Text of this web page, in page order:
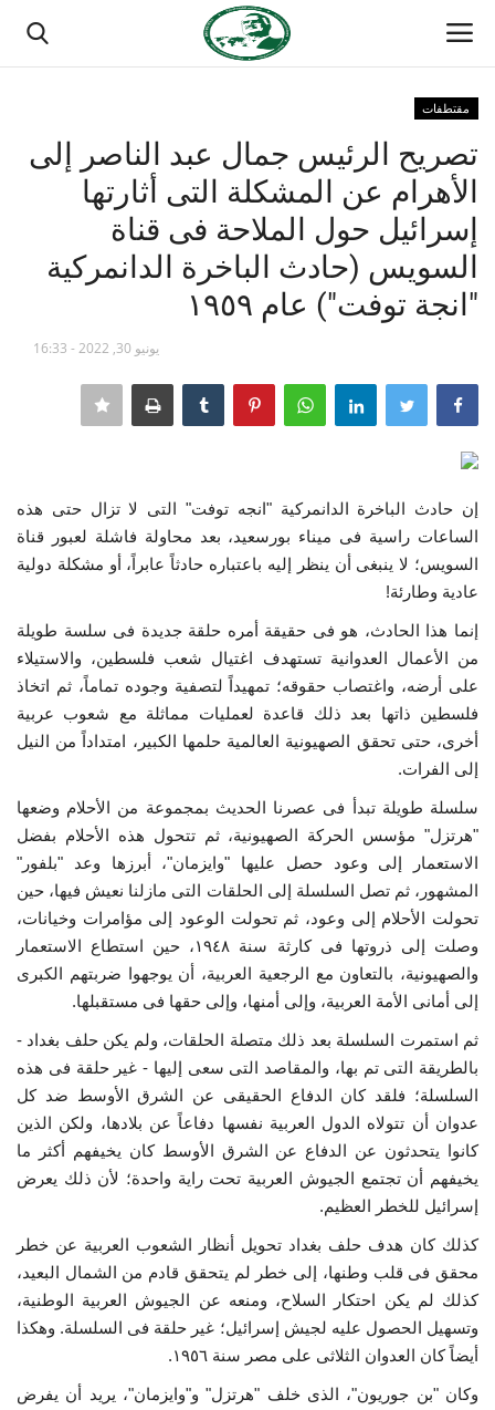
الصفحة الرئيسية
مدرسة الطليعة الوطنية
منتدى ناصر الدولي
مصر
إرث جمال عبدالناصر
أخبار
شروط وأحكام منحة ناصر للقيادة الدولية
منحة ناصر للقيادة الدولية
مرجعياتنا
المواطن العالمي
الرواد
فرص
وثائق
الفيديوهات
الرعاة
الشركاء
Gallery
لغة
English
Swahili
español
French
Arabic
مقتطفات
تصريح الرئيس جمال عبد الناصر إلى
الأهرام عن المشكلة التى أثارتها
إسرائيل حول الملاحة فى قناة
السويس (حادث الباخرة الدانمركية
"انجة توفت") عام ١٩٥٩
يونيو 30, 2022 - 16:33
إن حادث الباخرة الدانمركية "انجه توفت" التى لا تزال حتى هذه
الساعات راسية فى ميناء بورسعيد، بعد محاولة فاشلة لعبور قناة
السويس؛ لا ينبغى أن ينظر إليه باعتباره حادثاً عابراً، أو مشكلة دولية
عادية وطارئة!
إنما هذا الحادث، هو فى حقيقة أمره حلقة جديدة فى سلسة طويلة
من الأعمال العدوانية تستهدف اغتيال شعب فلسطين، والاستيلاء
على أرضه، واغتصاب حقوقه؛ تمهيداً لتصفية وجوده تماماً، ثم اتخاذ
فلسطين ذاتها بعد ذلك قاعدة لعمليات مماثلة مع شعوب عربية
أخرى، حتى تحقق الصهيونية العالمية حلمها الكبير، امتداداً من النيل
إلى الفرات.
سلسلة طويلة تبدأ فى عصرنا الحديث بمجموعة من الأحلام وضعها
"هرتزل" مؤسس الحركة الصهيونية، ثم تتحول هذه الأحلام بفضل
الاستعمار إلى وعود حصل عليها "وايزمان"، أبرزها وعد "بلفور"
المشهور، ثم تصل السلسلة إلى الحلقات التى مازلنا نعيش فيها، حين
تحولت الأحلام إلى وعود، ثم تحولت الوعود إلى مؤامرات وخيانات،
وصلت إلى ذروتها فى كارثة سنة ١٩٤٨، حين استطاع الاستعمار
والصهيونية، بالتعاون مع الرجعية العربية، أن يوجهوا ضربتهم الكبرى
إلى أمانى الأمة العربية، وإلى أمنها، وإلى حقها فى مستقبلها.
ثم استمرت السلسلة بعد ذلك متصلة الحلقات، ولم يكن حلف بغداد -
بالطريقة التى تم بها، والمقاصد التى سعى إليها - غير حلقة فى هذه
السلسلة؛ فلقد كان الدفاع الحقيقى عن الشرق الأوسط ضد كل
عدوان أن تتولاه الدول العربية نفسها دفاعاً عن بلادها، ولكن الذين
كانوا يتحدثون عن الدفاع عن الشرق الأوسط كان يخيفهم أكثر ما
يخيفهم أن تجتمع الجيوش العربية تحت راية واحدة؛ لأن ذلك يعرض
إسرائيل للخطر العظيم.
كذلك كان هدف حلف بغداد تحويل أنظار الشعوب العربية عن خطر
محقق فى قلب وطنها، إلى خطر لم يتحقق قادم من الشمال البعيد،
كذلك لم يكن احتكار السلاح، ومنعه عن الجيوش العربية الوطنية،
وتسهيل الحصول عليه لجيش إسرائيل؛ غير حلقة فى السلسلة. وهكذا
أيضاً كان العدوان الثلاثى على مصر سنة ١٩٥٦.
وكان "بن جوريون"، الذى خلف "هرتزل" و"وايزمان"، يريد أن يفرض